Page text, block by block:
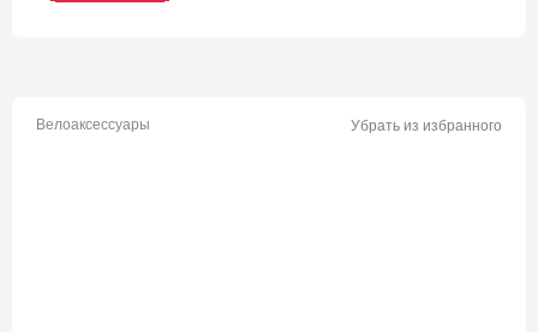
Велоаксессуары Убрать из избранного